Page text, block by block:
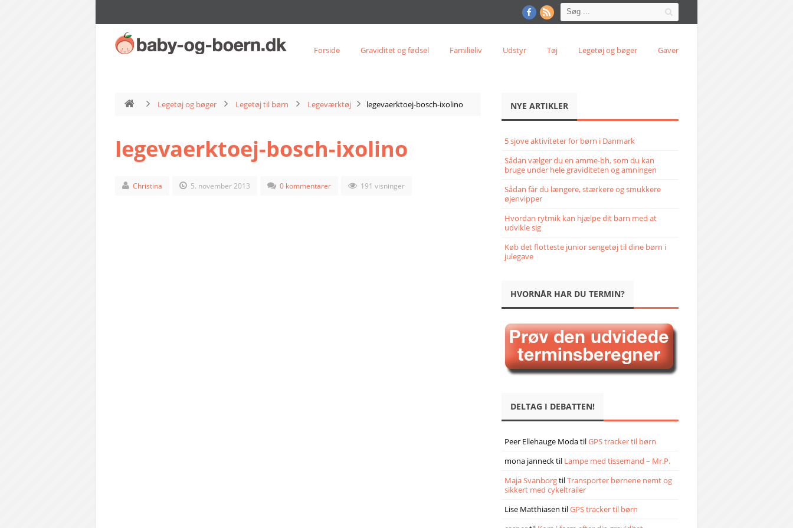
Forside Graviditet og fødsel Familieliv Udstyr Tøj Legetøj og bøger Gaver
Legetøj og bøger Legetøj til børn Legeværktøj legevaerktoej-bosch-ixolino
legevaerktoej-bosch-ixolino
Christina 5. november 2013 0 kommentarer 191 visninger
NYE ARTIKLER
5 sjove aktiviteter for børn i Danmark
Sådan vælger du en amme-bh, som du kan
bruge under hele graviditeten og amningen
Sådan får du længere, stærkere og smukkere
øjenvipper
Hvordan rytmik kan hjælpe dit barn med at
udvikle sig
Køb det flotteste junior sengetøj til dine børn i
julegave
HVORNÅR HAR DU TERMIN?
DELTAG I DEBATTEN!
Peer Ellehauge ModatilGPS tracker til børn
mona jannecktil Lampe med tissemand – Mr.P.
Maja SvanborgtilTransporter børnene nemt og
sikkert med cykeltrailer
Lise Matthiasen tilGPS tracker til børn